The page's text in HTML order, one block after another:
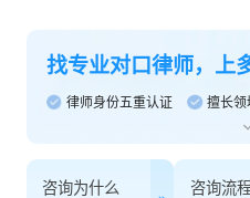
找专业对口律师，上
律师身份五重认证 擅长领
咨询为什么
咨询流